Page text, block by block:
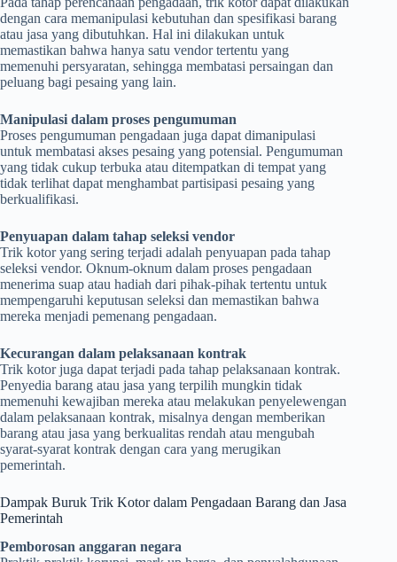
dengan cara memanipulasi kebutuhan dan spesifikasi barang
atau jasa yang dibutuhkan. Hal ini dilakukan untuk
memastikan bahwa hanya satu vendor tertentu yang
memenuhi persyaratan, sehingga membatasi persaingan dan
peluang bagi pesaing yang lain.
Manipulasi dalam proses pengumuman
Proses pengumuman pengadaan juga dapat dimanipulasi
untuk membatasi akses pesaing yang potensial. Pengumuman
yang tidak cukup terbuka atau ditempatkan di tempat yang
tidak terlihat dapat menghambat partisipasi pesaing yang
berkualifikasi.
Penyuapan dalam tahap seleksi vendor
Trik kotor yang sering terjadi adalah penyuapan pada tahap
seleksi vendor. Oknum-oknum dalam proses pengadaan
menerima suap atau hadiah dari pihak-pihak tertentu untuk
mempengaruhi keputusan seleksi dan memastikan bahwa
mereka menjadi pemenang pengadaan.
Kecurangan dalam pelaksanaan kontrak
Trik kotor juga dapat terjadi pada tahap pelaksanaan kontrak.
Penyedia barang atau jasa yang terpilih mungkin tidak
memenuhi kewajiban mereka atau melakukan penyelewengan
dalam pelaksanaan kontrak, misalnya dengan memberikan
barang atau jasa yang berkualitas rendah atau mengubah
syarat-syarat kontrak dengan cara yang merugikan
pemerintah.
Dampak Buruk Trik Kotor dalam Pengadaan Barang dan Jasa
Pemerintah
Pemborosan anggaran negara